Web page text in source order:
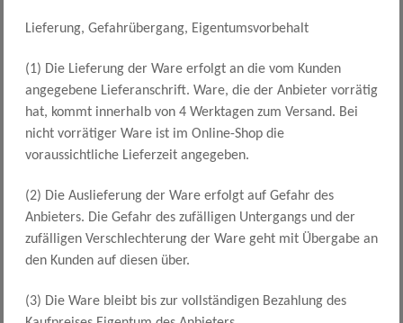
Lieferung, Gefahrübergang, Eigentumsvorbehalt
(1) Die Lieferung der Ware erfolgt an die vom Kunden
angegebene Lieferanschrift. Ware, die der Anbieter vorrätig
hat, kommt innerhalb von 4 Werktagen zum Versand. Bei
nicht vorrätiger Ware ist im Online-Shop die
voraussichtliche Lieferzeit angegeben.
(2) Die Auslieferung der Ware erfolgt auf Gefahr des
Anbieters. Die Gefahr des zufälligen Untergangs und der
zufälligen Verschlechterung der Ware geht mit Übergabe an
den Kunden auf diesen über.
(3) Die Ware bleibt bis zur vollständigen Bezahlung des